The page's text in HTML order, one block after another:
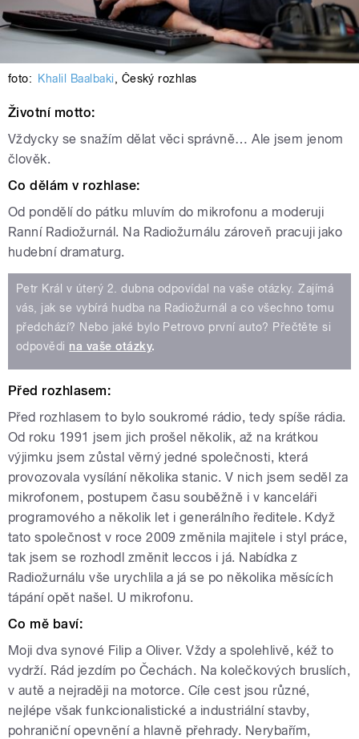
foto: Khalil Baalbaki, Český rozhlas
Životní motto:
Vždycky se snažím dělat věci správně… Ale jsem jenom
člověk.
Co dělám v rozhlase:
Od pondělí do pátku mluvím do mikrofonu a moderuji
Ranní Radiožurnál. Na Radiožurnálu zároveň pracuji jako
hudební dramaturg.
Petr Král v úterý 2. dubna odpovídal na vaše otázky. Zajímá
vás, jak se vybírá hudba na Radiožurnál a co všechno tomu
předchází? Nebo jaké bylo Petrovo první auto? Přečtěte si
odpovědi na vaše otázky.
Před rozhlasem:
Před rozhlasem to bylo soukromé rádio, tedy spíše rádia.
Od roku 1991 jsem jich prošel několik, až na krátkou
výjimku jsem zůstal věrný jedné společnosti, která
provozovala vysílání několika stanic. V nich jsem seděl za
mikrofonem, postupem času souběžně i v kanceláři
programového a několik let i generálního ředitele. Když
tato společnost v roce 2009 změnila majitele i styl práce,
tak jsem se rozhodl změnit leccos i já. Nabídka z
Radiožurnálu vše urychlila a já se po několika měsících
tápání opět našel. U mikrofonu.
Co mě baví:
Moji dva synové Filip a Oliver. Vždy a spolehlivě, kéž to
vydrží. Rád jezdím po Čechách. Na kolečkových bruslích,
v autě a nejraději na motorce. Cíle cest jsou různé,
nejlépe však funkcionalistické a industriální stavby,
pohraniční opevnění a hlavně přehrady. Nerybařím,